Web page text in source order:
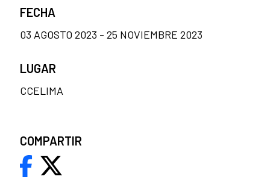
FECHA
03 AGOSTO 2023 - 25 NOVIEMBRE 2023
LUGAR
CCELIMA
COMPARTIR